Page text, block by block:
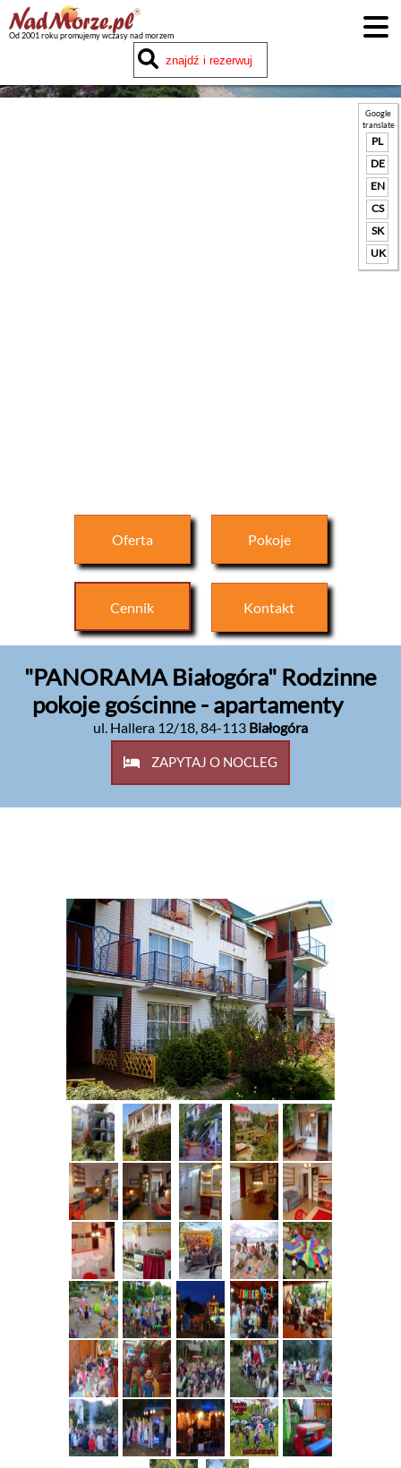
Od 2001 roku promujemy wczasy nad morzem
Google
translate
PL
DE
EN
CS
SK
UK
Oferta Pokoje
Cennik Kontakt
"PANORAMA Białogóra" Rodzinne
pokoje gościnne - apartamenty
ul. Hallera 12/18,84-113 Białogóra
ZAPYTAJ O NOCLEG